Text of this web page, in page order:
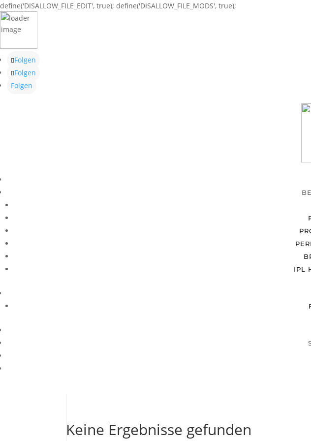
define('DISALLOW_FILE_EDIT', true); define('DISALLOW_FILE_MODS', true);
Folgen
Folgen
Folgen
IPL
Keine Ergebnisse gefunden